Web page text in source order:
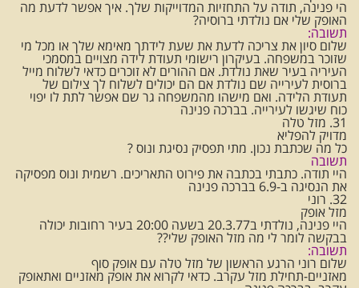
הי פנינה, תודה על התחזיות המדוייקות שלך. איך אפשר לדעת מה
האופק שלי אם נולדתי ברוסיה?
תשובה:
שלום סיון את צריכה לדעת את שעת לידתך מאימא שלך או מכל מי
שזוכר במשפחה. בעיקרון רישומי תעודת לידה מצויים במסמכי
העיריה בעיר שאת נולדת. אם ההורים לא זוכרים כדאי לשלוח מייל
ברוסית לעירייה שם נולדת אם הם יכולים לשלוח לך צילום של
תעודת הלידה. ואם מישהו מהמשפחה גר שם אפשר לתת לו יפוי
כוח שיגשו לעירייה. בברכה פנינה
31. מזל טלה
מדויק להפליא
כל מה שכתבת נכון. מתי תפסיק נסיגת ונוס ?
תשובה
היי תודה. כתבתי בכתבה את פירוט התאריכים. רשמית ונוס מפסיקה
את הנסיגה ב-6.9 בברכה פנינה
32. רוני
מזל אופק
היי פנינה, נולדתי ב20.3.77 בשעה 20:00 בעיר רחובות יכולה
בבקשה לומר לי מה מזל האופק שלי??
תשובה:
שלום רוני הרגע הראשון של מזל טלה עם אופק סוף
מאזניים-תחילת מזל עקרב. כדאי לקרוא את אופק מאזניים ואתאופק